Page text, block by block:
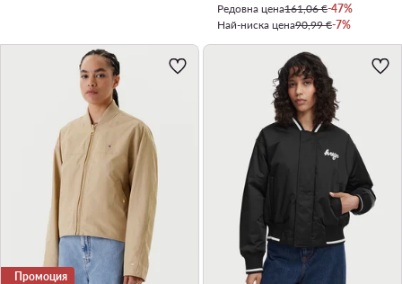
Редовна цена161,06 €-47%
Най-ниска цена90,99 €-7%
Промоция